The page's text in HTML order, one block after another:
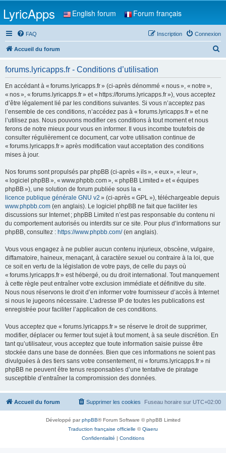
LyricApps English forum Forum français
FAQ Connexion
Inscription
Accueil du forum
forums.lyricapps.fr - Conditions d’utilisation
En accédant à « forums.lyricapps.fr » (ci-après dénommé « nous », « notre »,
« nos », « forums.lyricapps.fr » et « https://forums.lyricapps.fr »), vous acceptez
d’être légalement lié par les conditions suivantes. Si vous n’acceptez pas
l’ensemble de ces conditions, n’accédez pas à « forums.lyricapps.fr » et ne
l’utilisez pas. Nous pouvons modifier ces conditions à tout moment et nous
ferons de notre mieux pour vous en informer. Il vous incombe toutefois de
consulter régulièrement ce document, car votre utilisation continue de
« forums.lyricapps.fr » après modification vaut acceptation des conditions
mises à jour.
Nos forums sont propulsés par phpBB (ci-après « ils », « eux », « leur »,
« logiciel phpBB », « www.phpbb.com », « phpBB Limited » et « équipes
phpBB »), une solution de forum publiée sous la «
licence publique générale GNU v2 » (ci-après « GPL »), téléchargeable depuis
www.phpbb.com (en anglais). Le logiciel phpBB ne fait que faciliter les
discussions sur Internet ; phpBB Limited n’est pas responsable du contenu ni
du comportement autorisés ou interdits sur ce site. Pour plus d’informations sur
phpBB, consultez : https://www.phpbb.com/(en anglais).
Vous vous engagez à ne publier aucun contenu injurieux, obscène, vulgaire,
diffamatoire, haineux, menaçant, à caractère sexuel ou contraire à la loi, que
ce soit en vertu de la législation de votre pays, de celle du pays où
« forums.lyricapps.fr » est hébergé, ou du droit international. Tout manquement
à cette règle peut entraîner votre exclusion immédiate et définitive du site.
Nous nous réservons le droit d’en informer votre fournisseur d’accès à Internet
si nous le jugeons nécessaire. L’adresse IP de toutes les publications est
enregistrée pour faciliter l’application de ces conditions.
Vous acceptez que « forums.lyricapps.fr » se réserve le droit de supprimer,
modifier, déplacer ou fermer tout sujet à tout moment, à sa seule discrétion. En
tant qu’utilisateur, vous acceptez que toute information saisie puisse être
stockée dans une base de données. Bien que ces informations ne soient pas
divulguées à des tiers sans votre consentement, ni « forums.lyricapps.fr » ni
phpBB ne peuvent être tenus responsables d’une tentative de piratage
susceptible d’entraîner la compromission des données.
Accueil du forum Fuseau horaire sur UTC+02:00
Supprimer les cookies
Développé parphpBB® Forum Software © phpBB Limited
Traduction française officielle ©Qiaeru
Confidentialité | Conditions